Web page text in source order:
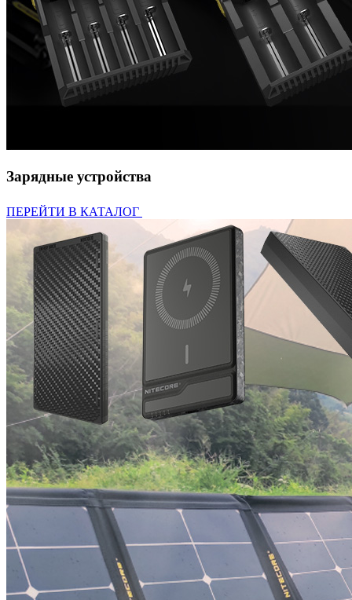
Зарядные устройства
ПЕРЕЙТИ В КАТАЛОГ